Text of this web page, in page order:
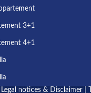
3+1
4+1
Legal notices & Disclaimer